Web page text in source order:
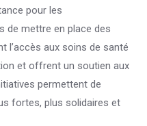
pour les
de mettre en place des
l’accès aux soins de santé
et offrent un soutien aux
permettent de
fortes, plus solidaires et